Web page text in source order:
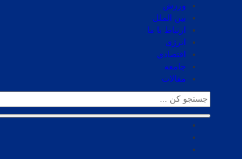
ورزش
بین الملل
ارتباط با ما
انرژی
اقتصادی
جامعه
مقالات